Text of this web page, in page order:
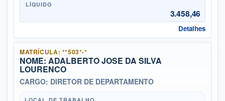
LÍQUIDO
3.458,46
Detalhes
MATRÍCULA: **503*-*
NOME: ADALBERTO JOSE DA SILVA
LOURENCO
CARGO: DIRETOR DE DEPARTAMENTO